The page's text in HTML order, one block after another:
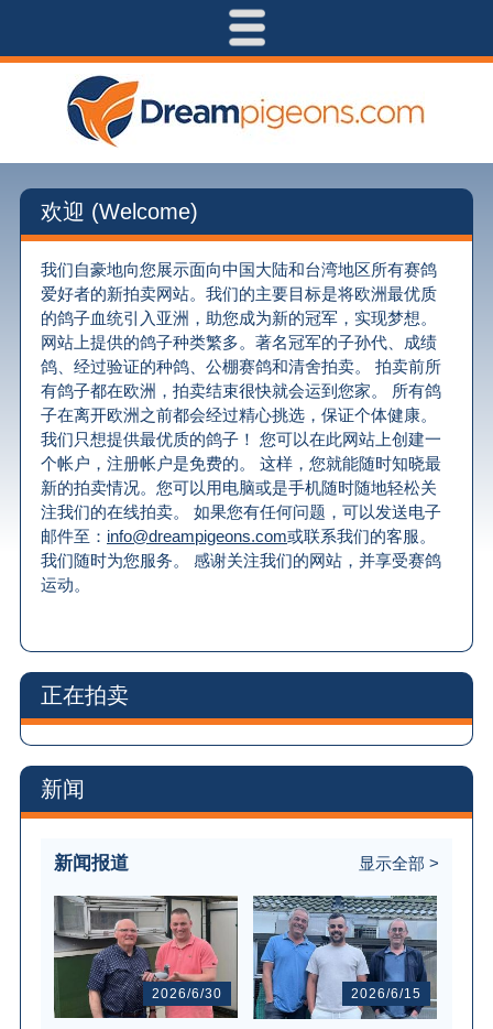
欢迎 (Welcome)
我们自豪地向您展示面向中国大陆和台湾地区所有赛鸽
爱好者的新拍卖网站。我们的主要目标是将欧洲最优质
的鸽子血统引入亚洲，助您成为新的冠军，实现梦想。
网站上提供的鸽子种类繁多。著名冠军的子孙代、成绩
鸽、经过验证的种鸽、公棚赛鸽和清舍拍卖。 拍卖前所
有鸽子都在欧洲，拍卖结束很快就会运到您家。 所有鸽
子在离开欧洲之前都会经过精心挑选，保证个体健康。
我们只想提供最优质的鸽子！ 您可以在此网站上创建一
个帐户，注册帐户是免费的。 这样，您就能随时知晓最
新的拍卖情况。您可以用电脑或是手机随时随地轻松关
注我们的在线拍卖。 如果您有任何问题，可以发送电子
邮件至： info@dreampigeons.com或联系我们的客服。
我们随时为您服务。 感谢关注我们的网站，并享受赛鸽
运动。
正在拍卖
新闻
新闻报道 显示全部 >
2026/6/30 2026/6/15